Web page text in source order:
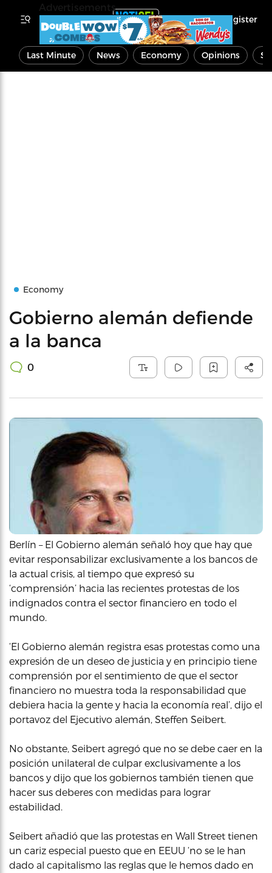
Register
Last Minute News Economy Opinions
Economy
Gobierno alemán defiende
a la banca
0
Berlín – El Gobierno alemán señaló hoy que hay que
evitar responsabilizar exclusivamente a los bancos de
la actual crisis, al tiempo que expresó su
‘comprensión’ hacia las recientes protestas de los
indignados contra el sector financiero en todo el
mundo.
‘El Gobierno alemán registra esas protestas como una
expresión de un deseo de justicia y en principio tiene
comprensión por el sentimiento de que el sector
financiero no muestra toda la responsabilidad que
debiera hacia la gente y hacia la economía real’, dijo el
portavoz del Ejecutivo alemán, Steffen Seibert.
No obstante, Seibert agregó que no se debe caer en la
posición unilateral de culpar exclusivamente a los
bancos y dijo que los gobiernos también tienen que
hacer sus deberes con medidas para lograr
estabilidad.
Seibert añadió que las protestas en Wall Street tienen
un cariz especial puesto que en EEUU ‘no se le han
dado al capitalismo las reglas que le hemos dado en
Advertisements